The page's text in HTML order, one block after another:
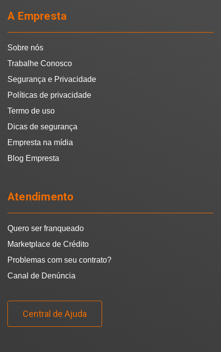
A Empresta
Sobre nós
Trabalhe Conosco
Segurança e Privacidade
Políticas de privacidade
Termo de uso
Dicas de segurança
Empresta na mídia
Blog Empresta
Atendimento
Quero ser franqueado
Marketplace de Crédito
Problemas com seu contrato?
Canal de Denúncia
Central de Ajuda